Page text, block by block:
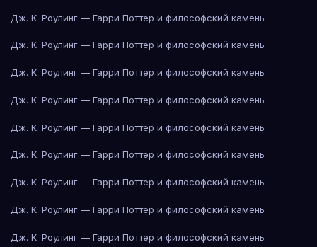
Дж. К. Роулинг — Гарри Поттер и философский камень
Дж. К. Роулинг — Гарри Поттер и философский камень
Дж. К. Роулинг — Гарри Поттер и философский камень
Дж. К. Роулинг — Гарри Поттер и философский камень
Дж. К. Роулинг — Гарри Поттер и философский камень
Дж. К. Роулинг — Гарри Поттер и философский камень
Дж. К. Роулинг — Гарри Поттер и философский камень
Дж. К. Роулинг — Гарри Поттер и философский камень
Дж. К. Роулинг — Гарри Поттер и философский камень